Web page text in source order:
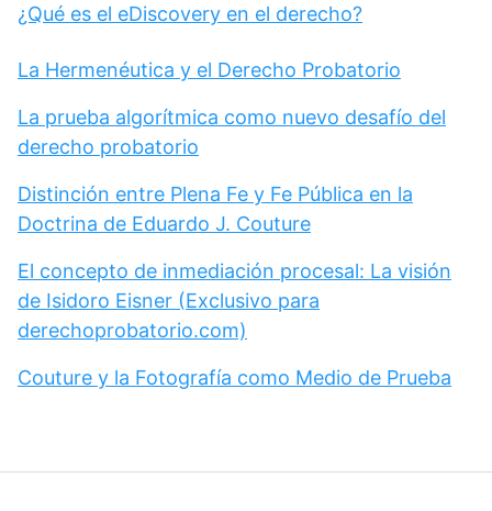
¿Qué es el eDiscovery en el derecho?
La Hermenéutica y el Derecho Probatorio
La prueba algorítmica como nuevo desafío del
derecho probatorio
Distinción entre Plena Fe y Fe Pública en la
Doctrina de Eduardo J. Couture
El concepto de inmediación procesal: La visión
de Isidoro Eisner (Exclusivo para
derechoprobatorio.com)
Couture y la Fotografía como Medio de Prueba